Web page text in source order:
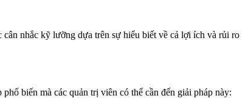
nhắc kỹ lưỡng dựa trên sự hiểu biết về cả lợi ích và rủi ro
biến mà các quản trị viên có thể cần đến giải pháp này: